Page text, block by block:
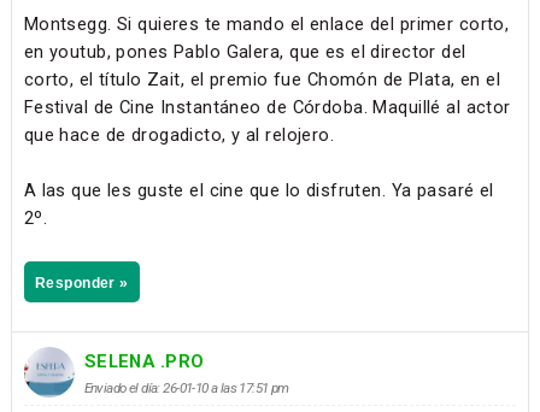
Montsegg. Si quieres te mando el enlace del primer corto,
en youtub, pones Pablo Galera, que es el director del
corto, el título Zait, el premio fue Chomón de Plata, en el
Festival de Cine Instantáneo de Córdoba. Maquillé al actor
que hace de drogadicto, y al relojero.
A las que les guste el cine que lo disfruten. Ya pasaré el
2º.
Responder »
SELENA .PRO
Enviado el día: 26-01-10 a las 17:51 pm